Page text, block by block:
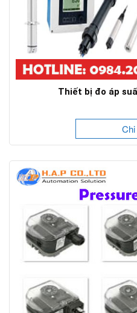
Thiết bị đo áp